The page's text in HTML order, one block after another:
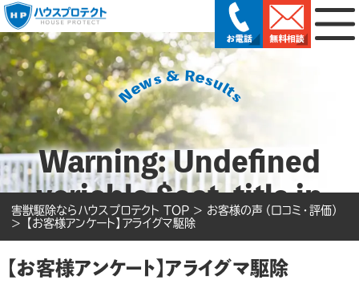
Warning: Undefined
variable $cat_title in
/home/acmee2025/
protect.net/public_html/
害獣駆除ならハウスプロテクト TOP > お客様の声（口コミ・評価）
>
【お客様アンケート】アライグマ駆除
【お客様アンケート】アライグマ駆除